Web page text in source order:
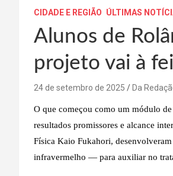
CIDADE E REGIÃO ÚLTIMAS
Alunos de
projeto vai à
24 de setembro de 2025 Da
O que começou como um módulo
resultados promissores e alcance
Física Kaio Fukahori,
infravermelho — para auxiliar no